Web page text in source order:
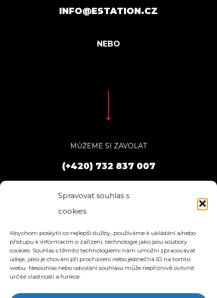
Spravovat souhlas s
cookies
Abychom poskytli co nejlepší služby, používáme k ukládání a/nebo
přístupu k informacím o zařízení, technologie jako jsou soubory
cookies. Souhlas s těmito technologiemi nám umožní zpracovávat
údaje, jako je chování při procházení nebo jedinečná ID na tomto
webu. Nesouhlas nebo odvolání souhlasu může nepříznivě ovlivnit
určité vlastnosti a funkce.
INFO@ESTATION.CZ
MŮŽEME SI ZAVOLAT
(+420) 732 837 007